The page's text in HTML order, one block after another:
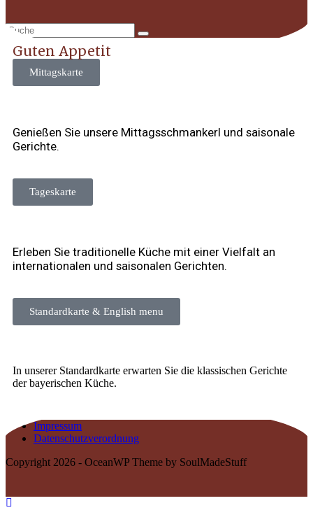
Guten Appetit
Mittagskarte
Genießen Sie unsere Mittagsschmankerl und saisonale
Gerichte.
Tageskarte
Erleben Sie traditionelle Küche mit einer Vielfalt an
internationalen und saisonalen Gerichten.
Standardkarte & English menu
In unserer Standardkarte erwarten Sie die klassischen Gerichte
der bayerischen Küche.
Impressum
Datenschutzverordnung
Copyright 2026 - OceanWP Theme by SoulMadeStuff